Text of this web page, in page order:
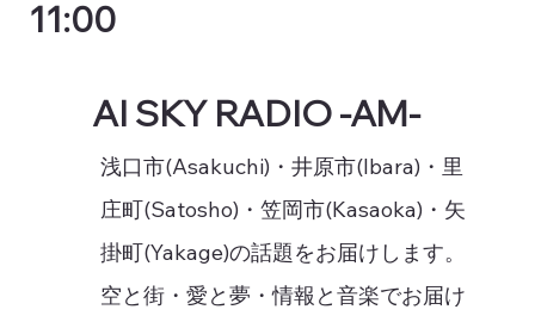
11:00
AI SKY RADIO -AM-
浅口市(Asakuchi)・井原市(Ibara)・里
庄町(Satosho)・笠岡市(Kasaoka)・矢
掛町(Yakage)の話題をお届けします。
空と街・愛と夢・情報と音楽でお届け